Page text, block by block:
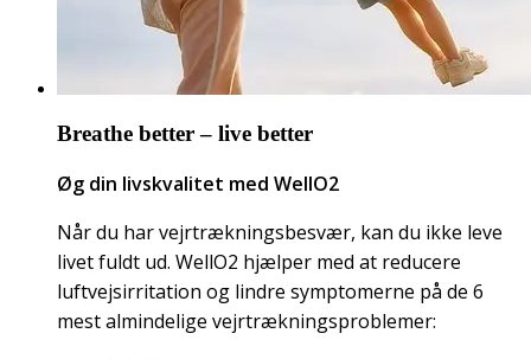
Breathe better – live better
Øg din livskvalitet med WellO2
Når du har vejrtrækningsbesvær, kan du ikke leve
livet fuldt ud. WellO2 hjælper med at reducere
luftvejsirritation og lindre symptomerne på de 6
mest almindelige vejrtrækningsproblemer: